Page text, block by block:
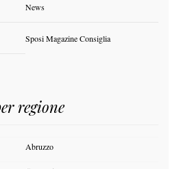
News
Sposi Magazine Consiglia
regione
Abruzzo